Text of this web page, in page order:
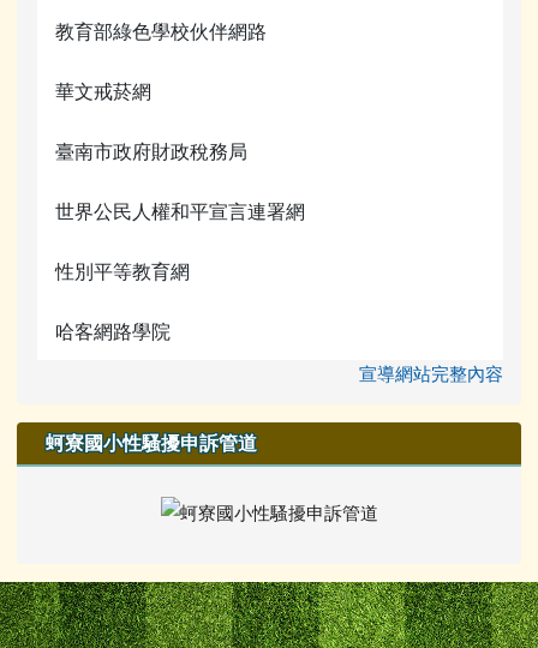
教育部綠色學校伙伴網路
華文戒菸網
臺南市政府財政稅務局
世界公民人權和平宣言連署網
性別平等教育網
哈客網路學院
宣導網站完整內容
蚵寮國小性騷擾申訴管道